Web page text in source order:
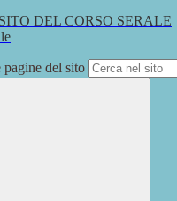
DEL CORSO SERALE
del sito